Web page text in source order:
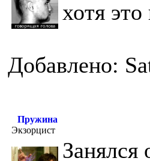
хотя
Добавлено:
Пружина
Экзорцист
Занялся